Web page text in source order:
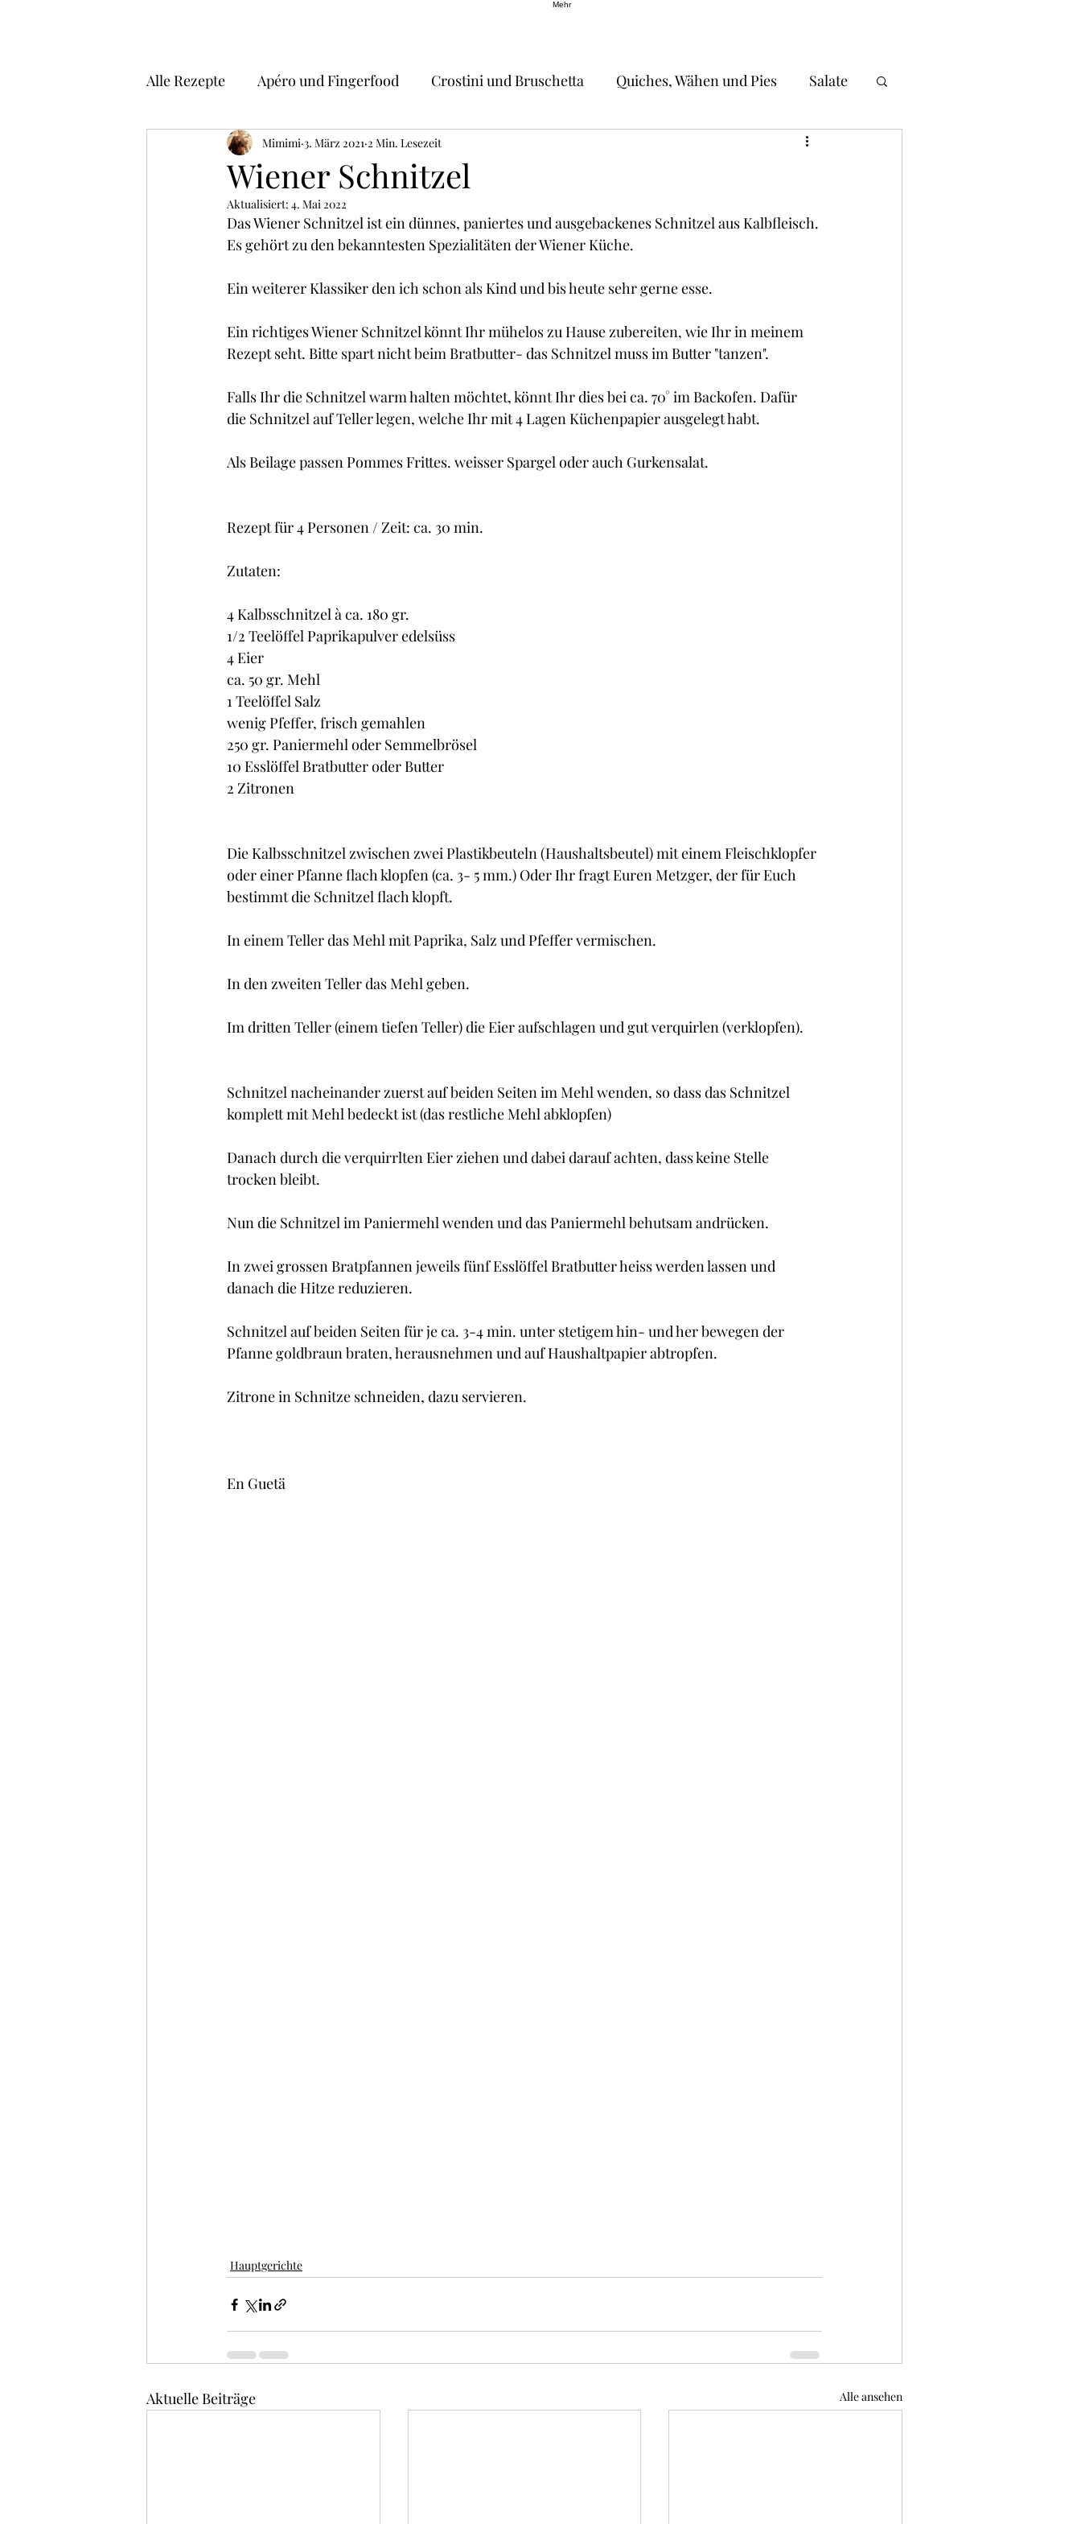
Mehr
Alle Rezepte Apéro und Fingerfood Crostini und Bruschetta Quiches, Wähen und Pies Salate
Vorspeisen Hauptgerichte
Pizza Asiatische Küche
Frühstück Glacé/ Sorbet Brot Butter Getränke Fisch
Wiener Schnitzel
Mimimi 3. März 2021 2 Min. Lesezeit
Aktualisiert: 4. Mai 2022
Das Wiener Schnitzel ist ein dünnes, paniertes und ausgebackenes Schnitzel aus Kalbfleisch.
Es gehört zu den bekanntesten Spezialitäten der Wiener Küche.
Ein weiterer Klassiker den ich schon als Kind und bis heute sehr gerne esse.
Ein richtiges Wiener Schnitzel könnt Ihr mühelos zu Hause zubereiten, wie Ihr in meinem
Rezept seht. Bitte spart nicht beim Bratbutter- das Schnitzel muss im Butter "tanzen".
Falls Ihr die Schnitzel warm halten möchtet, könnt Ihr dies bei ca. 70° im Backofen. Dafür
die Schnitzel auf Teller legen, welche Ihr mit 4 Lagen Küchenpapier ausgelegt habt.
Als Beilage passen Pommes Frittes. weisser Spargel oder auch Gurkensalat.
Rezept für 4 Personen / Zeit: ca. 30 min.
Zutaten:
4 Kalbsschnitzel à ca. 180 gr.
1/2 Teelöffel Paprikapulver edelsüss
4 Eier
ca. 50 gr. Mehl
1 Teelöffel Salz
wenig Pfeffer, frisch gemahlen
250 gr. Paniermehl oder Semmelbrösel
10 Esslöffel Bratbutter oder Butter
2 Zitronen
Die Kalbsschnitzel zwischen zwei Plastikbeuteln (Haushaltsbeutel) mit einem Fleischklopfer
oder einer Pfanne flach klopfen (ca. 3- 5 mm.) Oder Ihr fragt Euren Metzger, der für Euch
bestimmt die Schnitzel flach klopft.
In einem Teller das Mehl mit Paprika, Salz und Pfeffer vermischen.
In den zweiten Teller das Mehl geben.
Im dritten Teller (einem tiefen Teller) die Eier aufschlagen und gut verquirlen (verklopfen).
Schnitzel nacheinander zuerst auf beiden Seiten im Mehl wenden, so dass das Schnitzel
komplett mit Mehl bedeckt ist (das restliche Mehl abklopfen)
Danach durch die verquirrlten Eier ziehen und dabei darauf achten, dass keine Stelle
trocken bleibt.
Nun die Schnitzel im Paniermehl wenden und das Paniermehl behutsam andrücken.
In zwei grossen Bratpfannen jeweils fünf Esslöffel Bratbutter heiss werden lassen und
danach die Hitze reduzieren.
Schnitzel auf beiden Seiten für je ca. 3-4 min. unter stetigem hin- und her bewegen der
Pfanne goldbraun braten, herausnehmen und auf Haushaltpapier abtropfen.
Zitrone in Schnitze schneiden, dazu servieren.
En Guetä
Hauptgerichte
Aktuelle Beiträge Alle ansehen